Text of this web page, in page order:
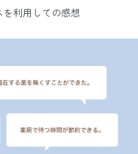
を利用しての感想